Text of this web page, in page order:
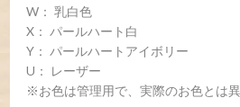
W： 乳白色
X： パールハート白
Y： パールハートアイボリー
U： レーザー
※お色は管理用で、実際のお色とは